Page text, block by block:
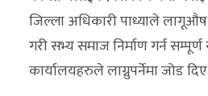
जिल्ला अधिकारी पाध्याले
गरी सभ्य समाज निर्माण गर्न
कार्यालयहरुले लाग्नुपर्नेमा जोड